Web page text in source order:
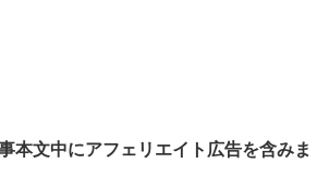
本文中にアフェリエイト広告を含みま